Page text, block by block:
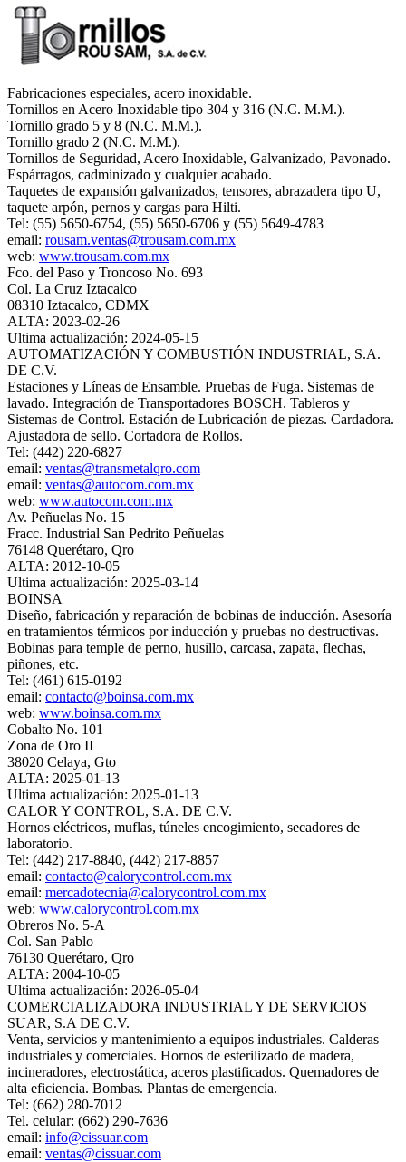
Fabricaciones especiales, acero inoxidable.
Tornillos en Acero Inoxidable tipo 304 y 316 (N.C. M.M.).
Tornillo grado 5 y 8 (N.C. M.M.).
Tornillo grado 2 (N.C. M.M.).
Tornillos de Seguridad, Acero Inoxidable, Galvanizado, Pavonado.
Espárragos, cadminizado y cualquier acabado.
Taquetes de expansión galvanizados, tensores, abrazadera tipo U,
taquete arpón, pernos y cargas para Hilti.
Tel: (55) 5650-6754, (55) 5650-6706 y (55) 5649-4783
email: rousam.ventas@trousam.com.mx
web: www.trousam.com.mx
Fco. del Paso y Troncoso No. 693
Col. La Cruz Iztacalco
08310 Iztacalco, CDMX
ALTA: 2023-02-26
Ultima actualización: 2024-05-15
AUTOMATIZACIÓN Y COMBUSTIÓN INDUSTRIAL, S.A.
DE C.V.
Estaciones y Líneas de Ensamble. Pruebas de Fuga. Sistemas de
lavado. Integración de Transportadores BOSCH. Tableros y
Sistemas de Control. Estación de Lubricación de piezas. Cardadora.
Ajustadora de sello. Cortadora de Rollos.
Tel: (442) 220-6827
email: ventas@transmetalqro.com
email: ventas@autocom.com.mx
web: www.autocom.com.mx
Av. Peñuelas No. 15
Fracc. Industrial San Pedrito Peñuelas
76148 Querétaro, Qro
ALTA: 2012-10-05
Ultima actualización: 2025-03-14
BOINSA
Diseño, fabricación y reparación de bobinas de inducción. Asesoría
en tratamientos térmicos por inducción y pruebas no destructivas.
Bobinas para temple de perno, husillo, carcasa, zapata, flechas,
piñones, etc.
Tel: (461) 615-0192
email: contacto@boinsa.com.mx
web: www.boinsa.com.mx
Cobalto No. 101
Zona de Oro II
38020 Celaya, Gto
ALTA: 2025-01-13
Ultima actualización: 2025-01-13
CALOR Y CONTROL, S.A. DE C.V.
Hornos eléctricos, muflas, túneles encogimiento, secadores de
laboratorio.
Tel: (442) 217-8840, (442) 217-8857
email: contacto@calorycontrol.com.mx
email: mercadotecnia@calorycontrol.com.mx
web: www.calorycontrol.com.mx
Obreros No. 5-A
Col. San Pablo
76130 Querétaro, Qro
ALTA: 2004-10-05
Ultima actualización: 2026-05-04
COMERCIALIZADORA INDUSTRIAL Y DE SERVICIOS
SUAR, S.A DE C.V.
Venta, servicios y mantenimiento a equipos industriales. Calderas
industriales y comerciales. Hornos de esterilizado de madera,
incineradores, electrostática, aceros plastificados. Quemadores de
alta eficiencia. Bombas. Plantas de emergencia.
Tel: (662) 280-7012
Tel. celular: (662) 290-7636
email: info@cissuar.com
email: ventas@cissuar.com